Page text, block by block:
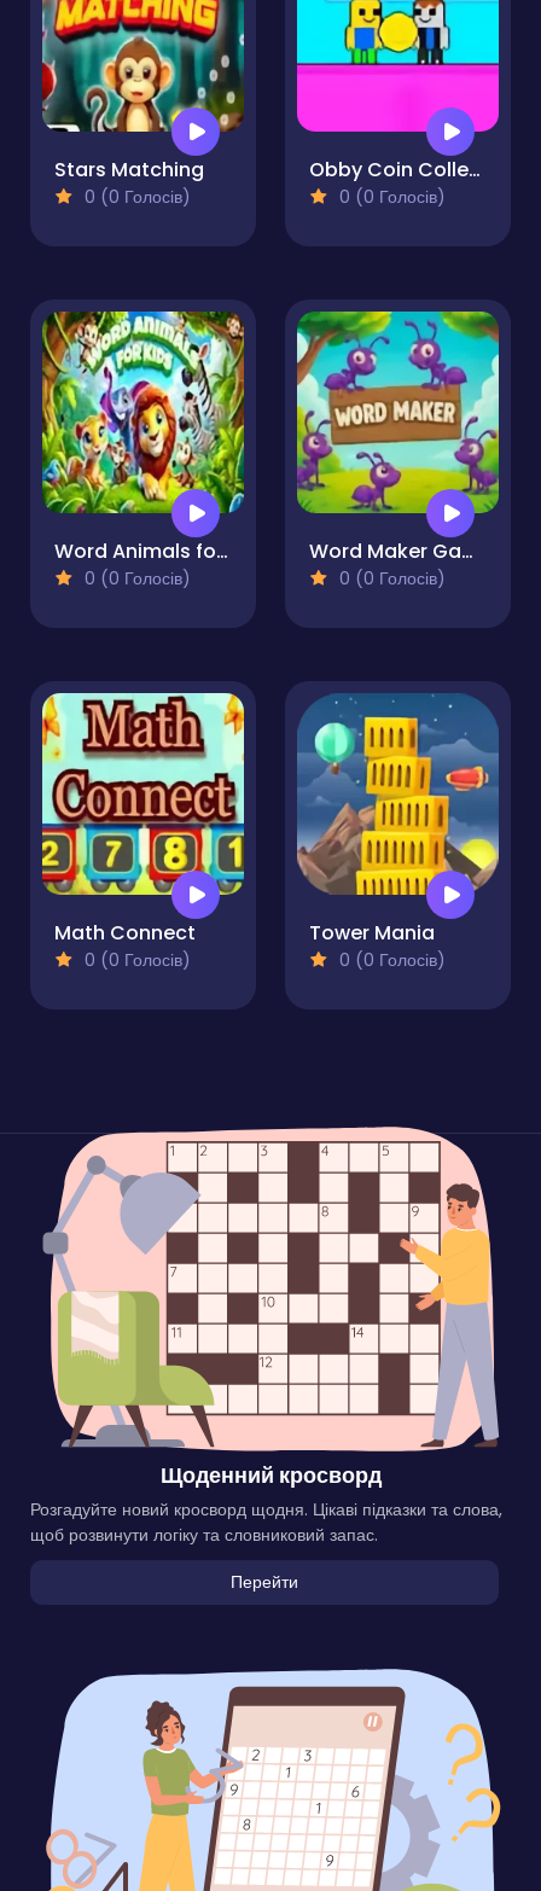
Stars Matching
0 (0 Голосів)
Obby Coin Collect
0 (0 Голосів)
Word Animals for Kids
0 (0 Голосів)
Word Maker Game
0 (0 Голосів)
Math Connect
0 (0 Голосів)
Tower Mania
0 (0 Голосів)
Щоденний кросворд
Розгадуйте новий кросворд щодня. Цікаві підказки та слова,
щоб розвинути логіку та словниковий запас.
Перейти